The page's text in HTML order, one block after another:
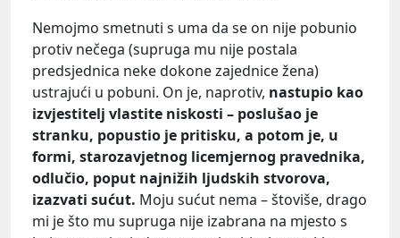
Nemojmo smetnuti s uma da se on nije pobunio
protiv nečega (supruga mu nije postala
predsjednica neke dokone zajednice žena)
ustrajući u pobuni. On je, naprotiv, nastupio kao
izvjestitelj vlastite niskosti – poslušao je
stranku, popustio je pritisku, a potom je, u
formi, starozavjetnog licemjernog pravednika,
odlučio, poput najnižih ljudskih stvorova,
izazvati sućut. Moju sućut nema – štoviše, drago
mi je što mu supruga nije izabrana na mjesto s